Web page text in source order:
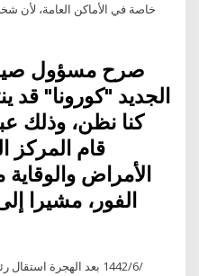
صرح مسؤول
الجديد "كورونا" قد
كنا نظن، وذلك
قام
الأمراض
الفور، مشيرا